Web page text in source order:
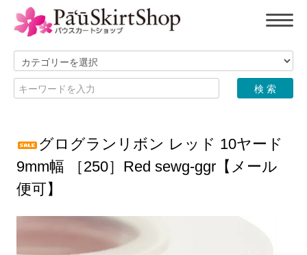
グログランリボン レッド 10ヤード
9mm幅 ［250］Red sewg-ggr【メール
便可】